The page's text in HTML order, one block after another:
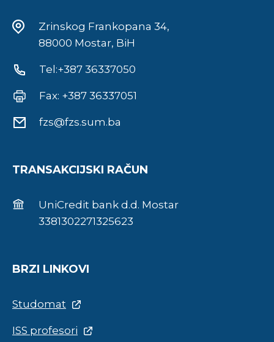
Zrinskog Frankopana 34,
88000 Mostar, BiH
Tel:+387 36337050
Fax: +387 36337051
fzs@fzs.sum.ba
TRANSAKCIJSKI RAČUN
UniCredit bank d.d. Mostar
3381302271325623
BRZI LINKOVI
Studomat
ISS profesori